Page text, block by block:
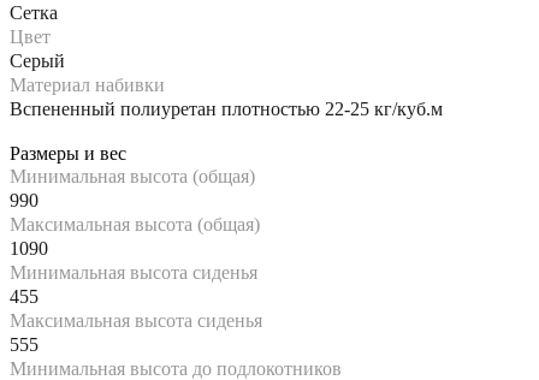
Сетка
Цвет
Серый
Материал набивки
Вспененный полиуретан плотностью 22-25 кг/куб.м
Размеры и вес
Минимальная высота (общая)
990
Максимальная высота (общая)
1090
Минимальная высота сиденья
455
Максимальная высота сиденья
555
Минимальная высота до подлокотников